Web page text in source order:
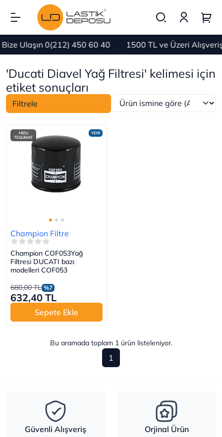
Ulaşın 0(212) 450 60 40 1500 TL ve Üzeri
'Ducati Diavel Yağ Filtresi' kelimesi için
etiket sonuçları
Filtrele
YENİ
HIZLI
TESLİMAT
Champion Filtre
Champion COF053Yağ
Filtresi DUCATI bazı
modelleri COF053
680,00 TL %7
632,40 TL
Sepete Ekle
Bu aramada toplam 1ürün listeleniyor.
1
Güvenli Alışveriş Orjinal Ürün